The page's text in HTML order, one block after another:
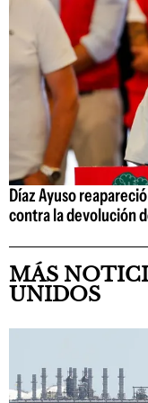
Díaz Ayuso
contra la devolución
MÁS
UNIDOS